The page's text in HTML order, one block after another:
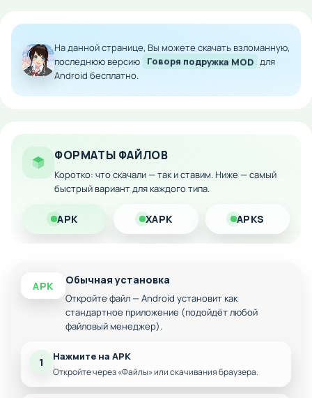
Неограниченное количество внутриигровой
валюты для покупок
Доступ ко всем предметам гардероба и
персонализации
Скачайте модифицированную версию на Андроид прямо
сейчас и насладитесь полной свободой в игре без
финансовых ограничений!
На данной странице, Вы можете скачать взломанную,
последнюю версию
Говоря подружка MOD для
Android бесплатно.
ФОРМАТЫ ФАЙЛОВ
Коротко: что скачали — так и ставим. Ниже — самый
быстрый вариант для каждого типа.
APK XAPK APKS
APK Обычная установка
Откройте файл — Android установит как
стандартное приложение (подойдёт любой
файловый менеджер).
1 Нажмите на APK
Откройте через «Файлы» или скачивания браузера.